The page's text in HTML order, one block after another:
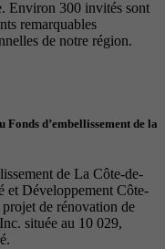
Environ 300 invités sont
remarquables
de notre région.
d’embellissement de la
de La Côte-de-
et Développement Côte-
de rénovation de
située au 10 029,